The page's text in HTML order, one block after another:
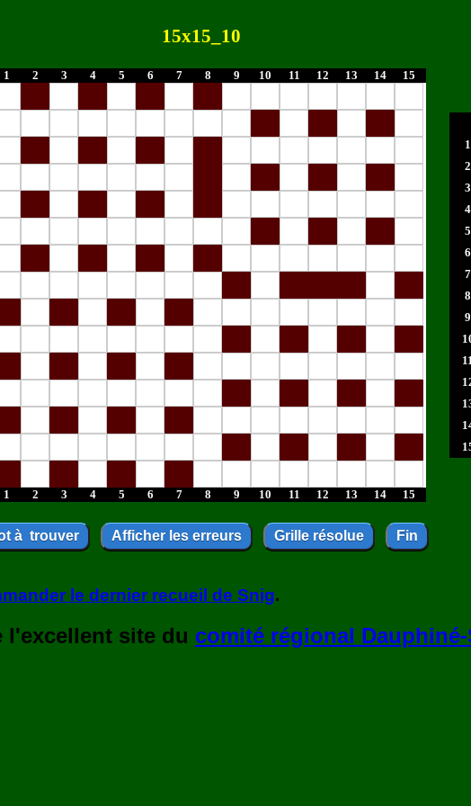
15x15_10
1 2 3 4 5 6 7 8 9 10 11 12 13 14
15
1
2 3 4 5 6 7 8 9 10 11 12 13 14 15
1
2
3
4
5
6
7
8
9
le dernier recueil de Snig.
l'excellent site du comité régional